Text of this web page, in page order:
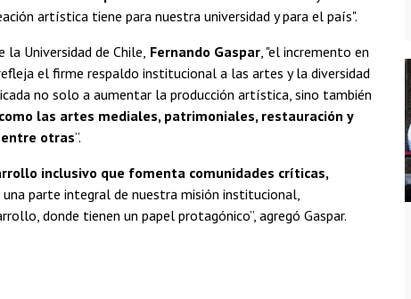
artística tiene para nuestra universidad y para el país".
Universidad de Chile, Fernando Gaspar , "el incremento en
el firme respaldo institucional a las artes y la diversidad
no solo a aumentar la producción artística, sino también
las artes mediales, patrimoniales, restauración y
entre otras”.
inclusivo que fomenta comunidades críticas,
parte integral de nuestra misión institucional,
donde tienen un papel protagónico”, agregó Gaspar.